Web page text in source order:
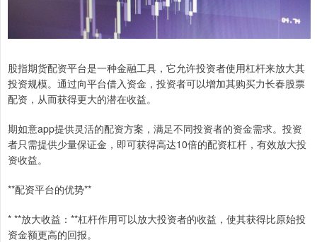
股指期货配资平台是一种金融工具，它允许投资者使用杠杆来放大其
投资规模。通过向平台借入资金，投资者可以增加其购买力长春股票
配资，从而获得更大的潜在收益。
期如意app提供灵活的配资方案，满足不同投资者的资金需求。投资
者只需提供少量保证金，即可获得高达10倍的配资杠杆，有效放大投
资收益。
**配资平台的优势**
* **放大收益：**杠杆作用可以放大投资者的收益，使其获得比原始投
资金额更高的回报。